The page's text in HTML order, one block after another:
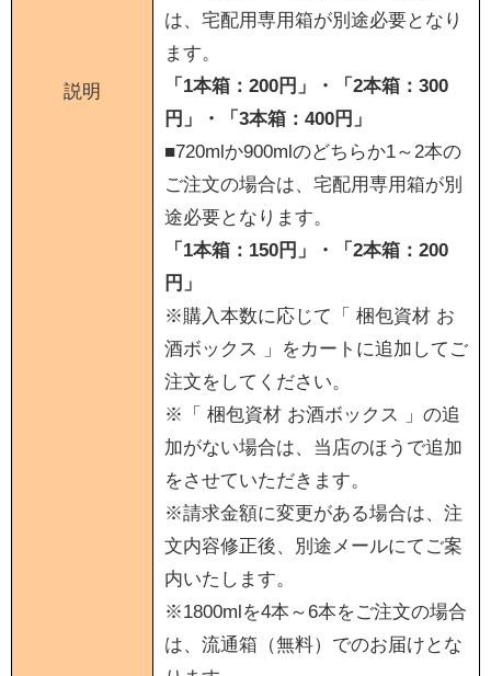
説明
は、宅配用専用箱が別途必要となり
ます。
「1本箱：200円」・「2本箱：300
円」・「3本箱：400円」
■720mlか900mlのどちらか1～2本の
ご注文の場合は、宅配用専用箱が別
途必要となります。
「1本箱：150円」・「2本箱：200
円」
※購入本数に応じて「 梱包資材 お
酒ボックス 」をカートに追加してご
注文をしてください。
※「 梱包資材 お酒ボックス 」の追
加がない場合は、当店のほうで追加
をさせていただきます。
※請求金額に変更がある場合は、注
文内容修正後、別途メールにてご案
内いたします。
※1800mlを4本～6本をご注文の場合
は、流通箱（無料）でのお届けとな